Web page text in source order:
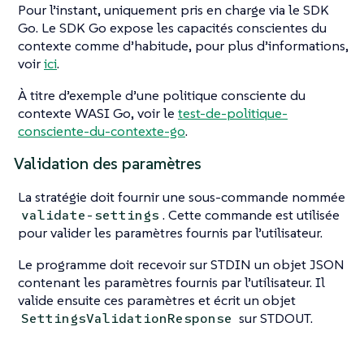
Pour l’instant, uniquement pris en charge via le SDK
Go. Le SDK Go expose les capacités conscientes du
contexte comme d’habitude, pour plus d’informations,
voirici.
À titre d’exemple d’une politique consciente du
contexte WASI Go, voir le test-de-politique-
consciente-du-contexte-go.
Validation des paramètres
La stratégie doit fournir une sous-commande nommée
validate-settings . Cette commande est utilisée
pour valider les paramètres fournis par l’utilisateur.
Le programme doit recevoir sur STDIN un objet JSON
contenant les paramètres fournis par l’utilisateur. Il
valide ensuite ces paramètres et écrit un objet
SettingsValidationResponse sur STDOUT.